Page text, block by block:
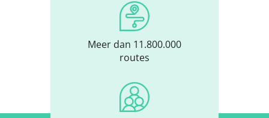
Meer dan 11.800.000
routes